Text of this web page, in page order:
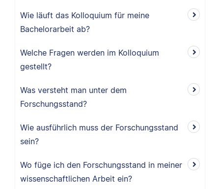
Wie läuft das Kolloquium für meine
Bachelorarbeit ab?
Welche Fragen werden im Kolloquium
gestellt?
Was versteht man unter dem
Forschungsstand?
Wie ausführlich muss der Forschungsstand
sein?
Wo füge ich den Forschungsstand in meiner
wissenschaftlichen Arbeit ein?